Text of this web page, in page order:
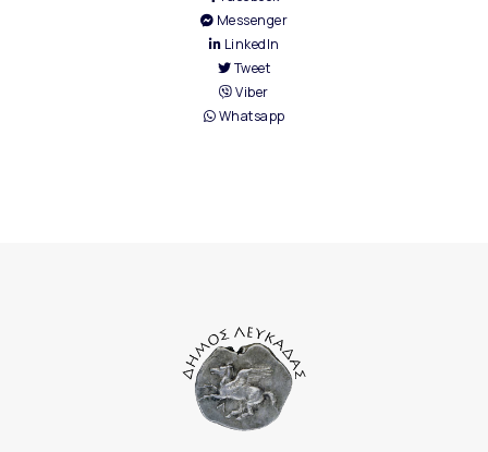
Messenger
LinkedIn
Tweet
Viber
Whatsapp